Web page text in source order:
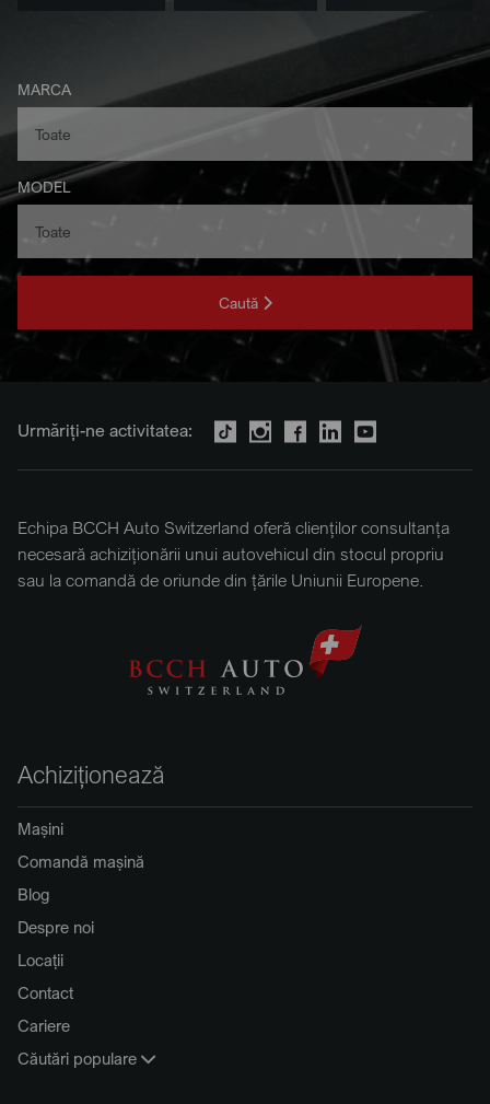
MARCA
MODEL
Caută
Urmăriți-ne activitatea:
Echipa BCCH Auto Switzerland oferă clienților consultanța
necesară achiziționării unui autovehicul din stocul propriu
sau la comandă de oriunde din țările Uniunii Europene.
Achiziționează
Mașini
Comandă mașină
Blog
Despre noi
Locații
Contact
Cariere
Căutări populare